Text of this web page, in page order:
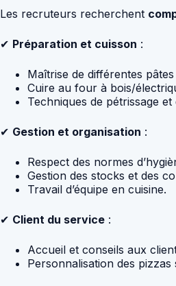
Les recruteurs recherchent
✔ Préparation et cuisson :
Maîtrise de différentes
Cuire au four à bois/
Techniques de pétrissage et
✔ Gestion et organisation :
Respect des normes
Gestion des stocks et des
Travail d’équipe en cuisine.
✔ Client du service :
Accueil et conseils aux
Personnalisation des pizzas